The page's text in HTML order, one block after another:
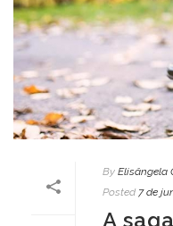
By Elisângela
Posted 7 de
A